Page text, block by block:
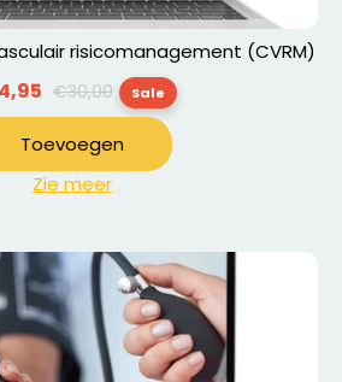
risicomanagement (CVRM)
Normale
prijs
€30,00 Sale
Toevoegen
Zie meer